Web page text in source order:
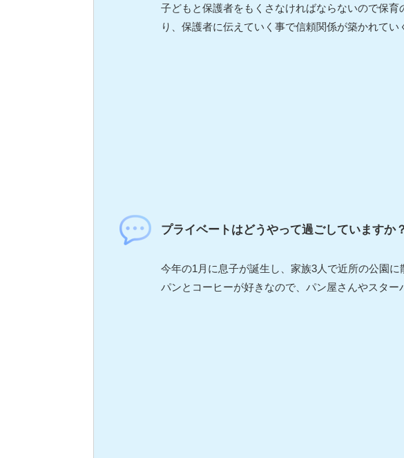
子どもと保護者をもくさなければならないので保
り、保護者に伝えていく事で信頼関係が築かれてい
プライベートはどうやって過ごしていますか？
今年の1月に息子が誕生し、家族3人で近所の公園
パンとコーヒーが好きなので、パン屋さんやスター